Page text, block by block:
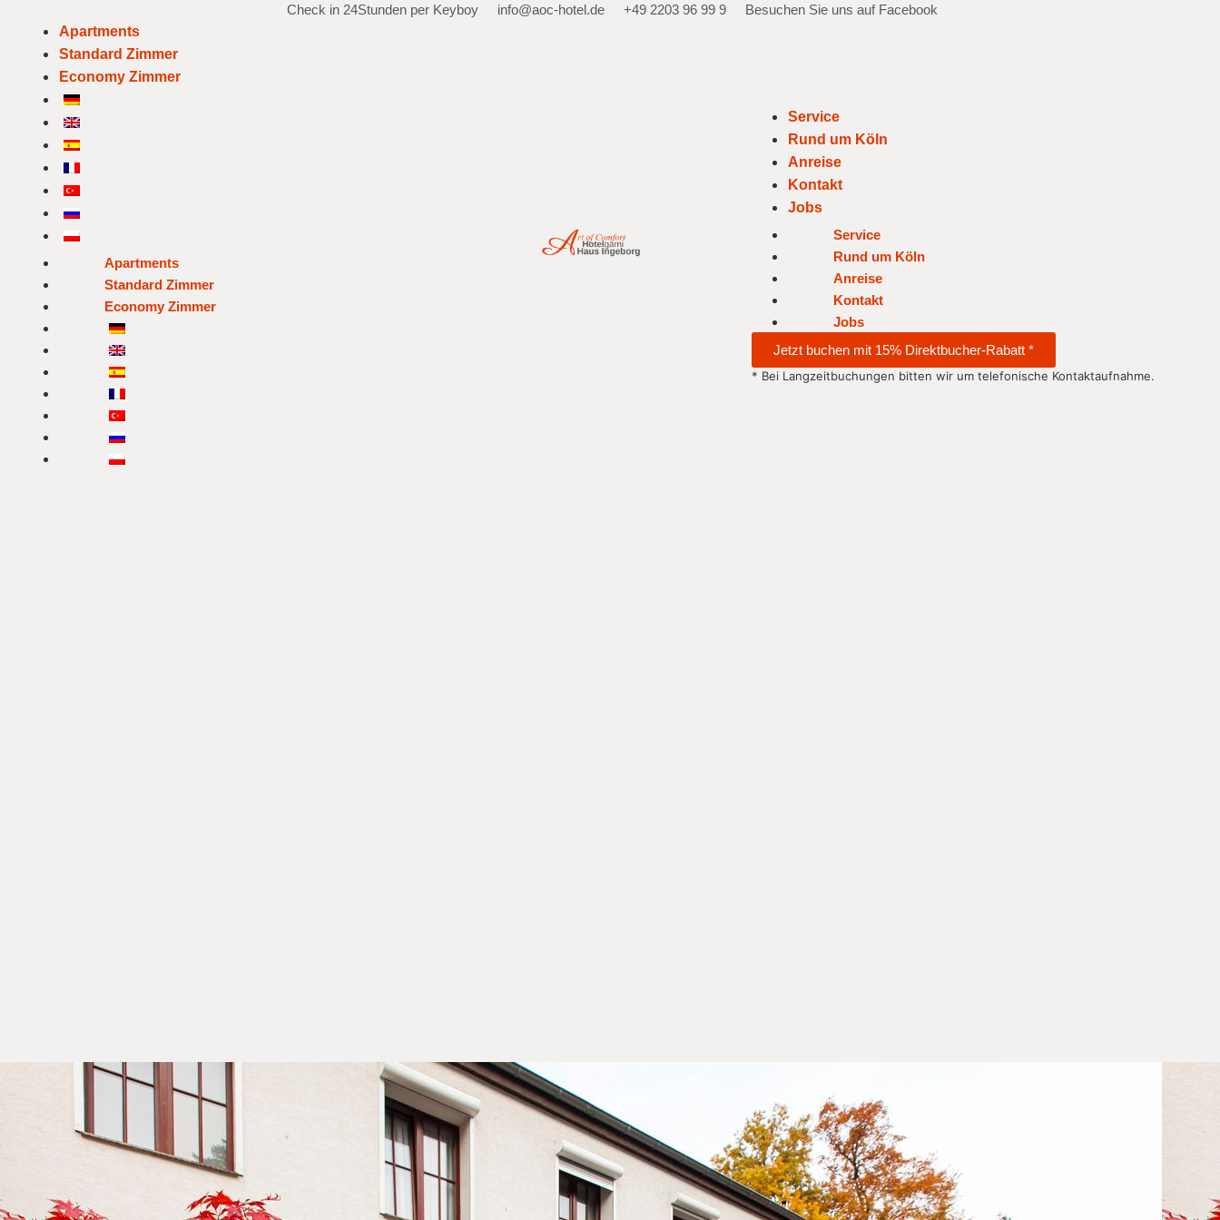
Check in 24Stunden per Keyboy info@aoc-hotel.de +49 2203 96 99 9
Besuchen Sie uns auf Facebook
Apartments
Standard Zimmer
Economy Zimmer
Apartments
Standard Zimmer
Economy Zimmer
Service
Rund um Köln
Anreise
Kontakt
Jobs
Service
Rund um Köln
Anreise
Kontakt
Jobs
Jetzt buchen mit 15% Direktbucher-Rabatt *
* Bei Langzeitbuchungen bitten wir um telefonische Kontaktaufnahme.